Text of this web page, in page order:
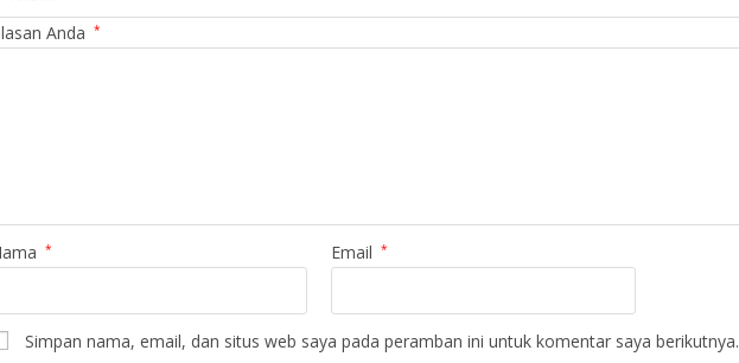
Anda *
* Email *
Simpan nama, email, dan situs web saya pada peramban ini untuk komentar saya berikutnya.